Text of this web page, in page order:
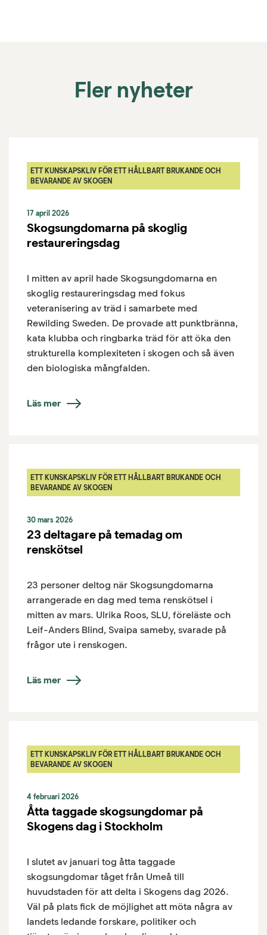
Fler nyheter
ETT KUNSKAPSKLIV FÖR ETT HÅLLBART BRUKANDE OCH
BEVARANDE AV SKOGEN
17 april 2026
Skogsungdomarna på skoglig
restaureringsdag
I mitten av april hade Skogsungdomarna en
skoglig restaureringsdag med fokus
veteranisering av träd i samarbete med
Rewilding Sweden. De provade att punktbränna,
kata klubba och ringbarka träd för att öka den
strukturella komplexiteten i skogen och så även
den biologiska mångfalden.
Läs mer
ETT KUNSKAPSKLIV FÖR ETT HÅLLBART BRUKANDE OCH
BEVARANDE AV SKOGEN
30 mars 2026
23 deltagare på temadag om
renskötsel
23 personer deltog när Skogsungdomarna
arrangerade en dag med tema renskötsel i
mitten av mars. Ulrika Roos, SLU, föreläste och
Leif-Anders Blind, Svaipa sameby, svarade på
frågor ute i renskogen.
Läs mer
ETT KUNSKAPSKLIV FÖR ETT HÅLLBART BRUKANDE OCH
BEVARANDE AV SKOGEN
4 februari 2026
Åtta taggade skogsungdomar på
Skogens dag i Stockholm
I slutet av januari tog åtta taggade
skogsungdomar tåget från Umeå till
huvudstaden för att delta i Skogens dag 2026.
Väl på plats fick de möjlighet att möta några av
landets ledande forskare, politiker och